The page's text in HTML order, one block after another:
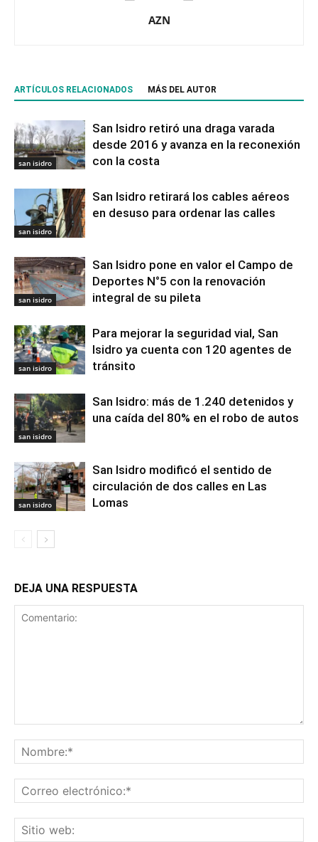
AZN
ARTÍCULOS RELACIONADOS MÁS DEL AUTOR
san isidro
San Isidro retiró una draga varada
desde 2016 y avanza en la reconexión
con la costa
san isidro
San Isidro retirará los cables aéreos
en desuso para ordenar las calles
san isidro
San Isidro pone en valor el Campo de
Deportes N°5 con la renovación
integral de su pileta
san isidro
Para mejorar la seguridad vial, San
Isidro ya cuenta con 120 agentes de
tránsito
san isidro
San Isidro: más de 1.240 detenidos y
una caída del 80% en el robo de autos
san isidro
San Isidro modificó el sentido de
circulación de dos calles en Las
Lomas
DEJA UNA RESPUESTA